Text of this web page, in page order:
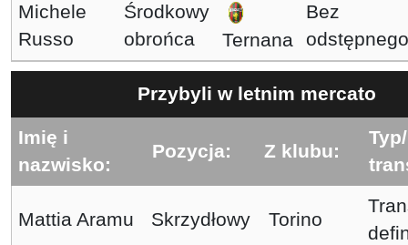
Michele
Russo
Środkowy
obrońca
Ternana
Bez
odstępnego
Przybyli w letnim mercato
Imię i
nazwisko:
Pozycja: Z klubu:
Mattia Aramu Skrzydłowy Torino